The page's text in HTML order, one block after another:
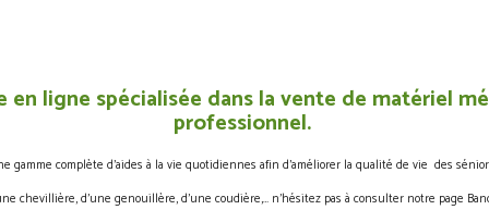
ligne spécialisée dans la vente de matériel
professionnel.
gamme complète d’aides à la vie quotidiennes afin d’améliorer la qualité de vie des
chevillière, d’une genouillère, d’une coudière,… n’hésitez pas à consulter notre page